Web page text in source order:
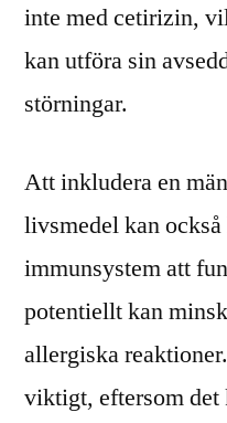
inte med cetirizin,
kan utföra sin
störningar.
Att inkludera en
livsmedel kan
immunsystem att
potentiellt kan
allergiska
viktigt, eftersom